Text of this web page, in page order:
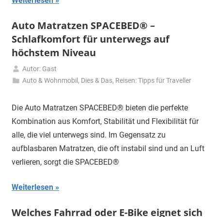
Auto Matratzen SPACEBED® –
Schlafkomfort für unterwegs auf
höchstem Niveau
29.
2025
Autor: Gast
Auto & Wohnmobil , Dies & Das, Reisen: Tipps für Traveller
Die Auto Matratzen SPACEBED® bieten die perfekte
Kombination aus Komfort, Stabilität und Flexibilität für
alle, die viel unterwegs sind. Im Gegensatz zu
aufblasbaren Matratzen, die oft instabil sind und an Luft
verlieren, sorgt die SPACEBED®
Weiterlesen
Welches Fahrrad oder E-Bike eignet sich